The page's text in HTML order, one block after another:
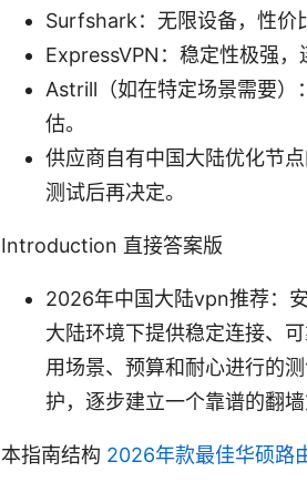
Surfshark：无限设备，性价
ExpressVPN：稳定性极强，
Astrill（如在特定场景需要）
估。
供应商自有中国大陆优化节
测试后再决定。
Introduction 直接答案版
2026年中国大陆vpn推荐：
大陆环境下提供稳定连接、
用场景、预算和耐心进行的
护，逐步建立一个靠谱的翻墙
本指南结构 2026年款最佳华硕路